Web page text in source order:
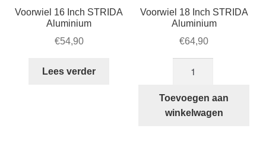
Voorwiel 16 Inch STRIDA
Aluminium
€54,90
Lees verder
Voorwiel 18 Inch STRIDA
Aluminium
€64,90
Inch
STRIDA
Toevoegen aan
winkelwagen